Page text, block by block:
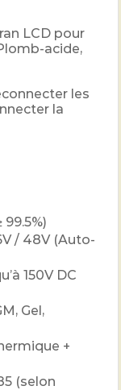
LCD pour
acide,
les
la
/ 48V (Auto-
150V DC
Gel,
+
(selon